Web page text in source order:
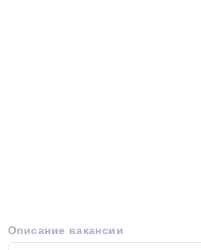
Описание вакансии